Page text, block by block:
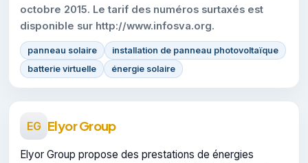
octobre 2015. Le tarif des numéros surtaxés est
disponible sur http://www.infosva.org.
panneau solaire
installation de panneau photovoltaïque
batterie virtuelle
énergie solaire
EG Elyor Group
Elyor Group propose des prestations de énergies